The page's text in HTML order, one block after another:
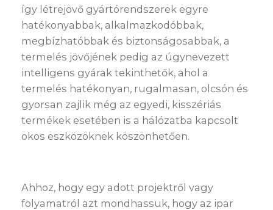
így létrejövő gyártórendszerek egyre
hatékonyabbak, alkalmazkodóbbak,
megbízhatóbbak és biztonságosabbak, a
termelés jövőjének pedig az úgynevezett
intelligens gyárak tekinthetők, ahol a
termelés hatékonyan, rugalmasan, olcsón és
gyorsan zajlik még az egyedi, kisszériás
termékek esetében is a hálózatba kapcsolt
okos eszközöknek köszönhetően.
Ahhoz, hogy egy adott projektről vagy
folyamatról azt mondhassuk, hogy az ipar